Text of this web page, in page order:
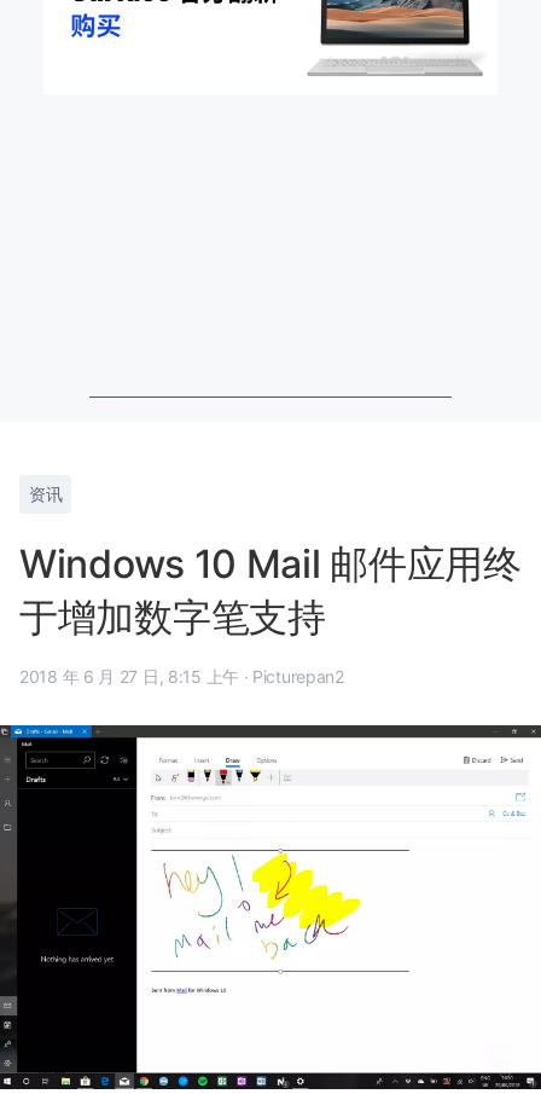
资讯
Windows 10 Mail 邮件应用终
于增加数字笔支持
2018 年 6 月 27 日, 8:15 上午 · Picturepan2